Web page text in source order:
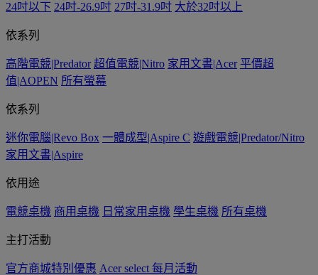
24吋以下 24吋-26.9吋 27吋-31.9吋 大於32吋以上
依系列
高階電競|Predator 超值電競|Nitro 家用文書|Acer 平價超
值|AOPEN 所有螢幕
依系列
迷你電腦|Revo Box 一體成型|Aspire C 遊戲電競|Predator/Nitro
家用文書|Aspire
依用途
電競桌機 商用桌機 日常家用桌機 學生桌機 所有桌機
主打活動
官方商城特別優惠 Acer select 每月活動